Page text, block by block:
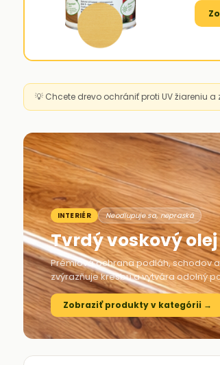
💡 Chcete drevo ochrániť proti UV žiareniu
INTERIÉR Neodlupuje sa, nepraská
Tvrdý voskový olej
Prémiová ochrana podláh, schodov
zvýrazňuje kresbu a vytvára odolný
Zobraziť produkty v kategórii →